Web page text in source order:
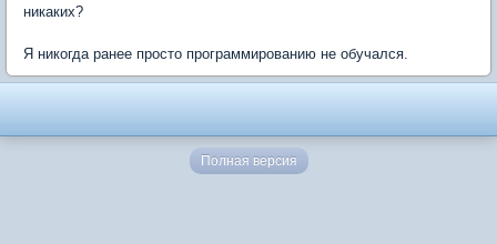
никаких?
Я никогда ранее просто программированию не обучался.
Полная версия